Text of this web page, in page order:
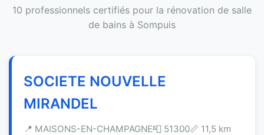
10 professionnels certifiés pour la rénovation de salle
de bains à Sompuis
SOCIETE NOUVELLE
MIRANDEL
📍 MAISONS-EN-CHAMPAGNE📮 51300📏 11,5 km